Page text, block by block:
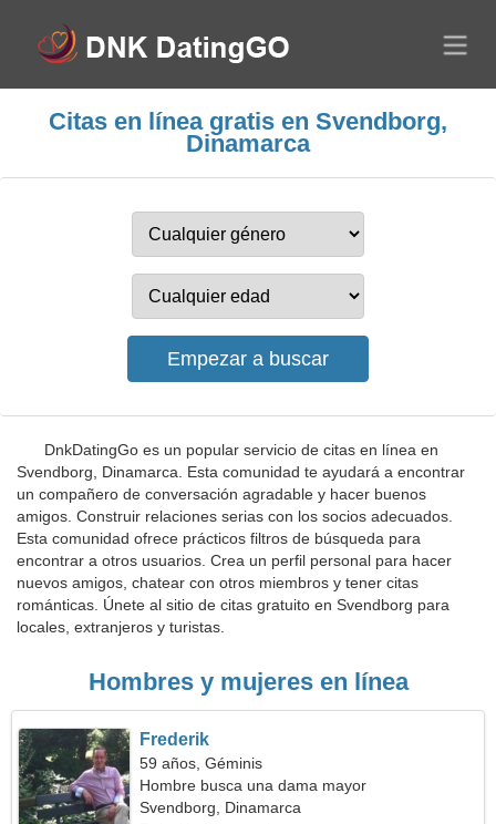
Citas en línea gratis en Svendborg,
Dinamarca
DnkDatingGo es un popular servicio de citas en línea en
Svendborg, Dinamarca. Esta comunidad te ayudará a encontrar
un compañero de conversación agradable y hacer buenos
amigos. Construir relaciones serias con los socios adecuados.
Esta comunidad ofrece prácticos filtros de búsqueda para
encontrar a otros usuarios. Crea un perfil personal para hacer
nuevos amigos, chatear con otros miembros y tener citas
románticas. Únete al sitio de citas gratuito en Svendborg para
locales, extranjeros y turistas.
Hombres y mujeres en línea
Frederik
59 años, Géminis
Hombre busca una dama mayor
Svendborg, Dinamarca